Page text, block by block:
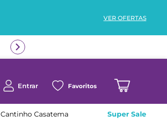
VER OFERTAS
Entrar Favoritos
Cantinho Casatema Super Sale